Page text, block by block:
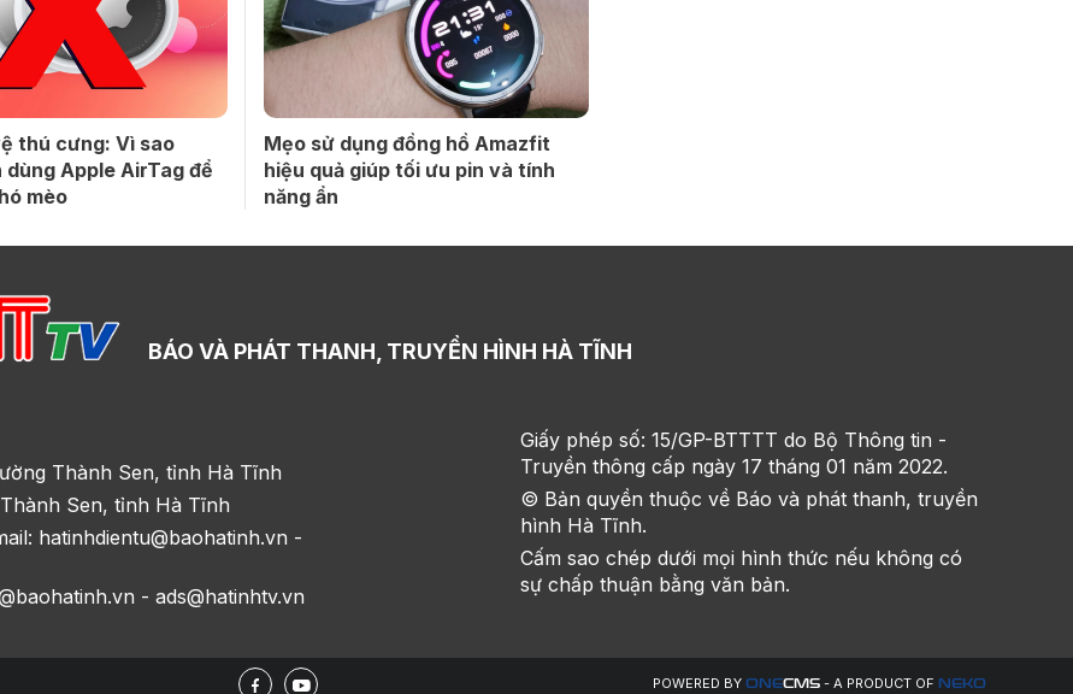
thú cưng: Vì sao
dùng Apple AirTag để
mèo
Mẹo sử dụng đồng hồ Amazfit
hiệu quả giúp tối ưu pin và tính
năng ẩn
BÁO VÀ PHÁT THANH, TRUYỀN HÌNH HÀ TĨNH
Thành Sen, tỉnh Hà Tĩnh
Sen, tỉnh Hà Tĩnh
hatinhdientu@baohatinh.vn -
- ads@hatinhtv.vn
Giấy phép số: 15/GP-BTTTT do Bộ Thông tin -
Truyền thông cấp ngày 17 tháng 01 năm 2022.
© Bản quyền thuộc về Báo và phát thanh, truyền
hình Hà Tĩnh.
Cấm sao chép dưới mọi hình thức nếu không có
sự chấp thuận bằng văn bản.
POWERED BY ONECMS - A PRODUCT OF NEKO